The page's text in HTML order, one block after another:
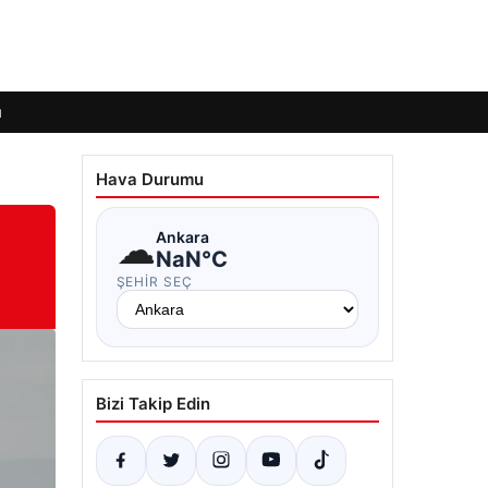
Hava Durumu
☁Ankara
NaN°C
ŞEHIR SEÇ
Bizi Takip Edin